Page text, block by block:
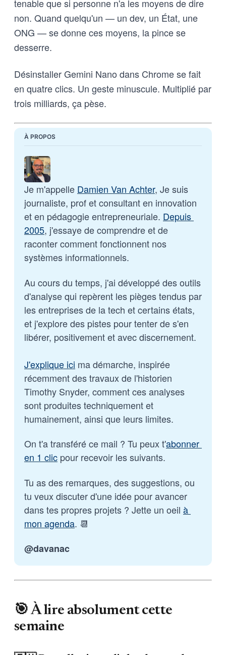
tenable que si personne n'a les moyens de dire
non. Quand quelqu'un — un dev, un État, une
ONG — se donne ces moyens, la pince se
desserre.
Désinstaller Gemini Nano dans Chrome se fait
en quatre clics. Un geste minuscule. Multiplié par
trois milliards, ça pèse.
À PROPOS
Je m'appelle Damien Van Achter, Je suis
journaliste, prof et consultant en innovation
et en pédagogie entrepreneuriale. Depuis
2005, j'essaye de comprendre et de
raconter comment fonctionnent nos
systèmes informationnels.
Au cours du temps, j'ai développé des outils
d'analyse qui repèrent les pièges tendus par
les entreprises de la tech et certains états,
et j'explore des pistes pour tenter de s'en
libérer, positivement et avec discernement.
J'explique ici ma démarche, inspirée
récemment des travaux de l'historien
Timothy Snyder, comment ces analyses
sont produites techniquement et
humainement, ainsi que leurs limites.
On t'a transféré ce mail ? Tu peux t'abonner
en 1 clic pour recevoir les suivants.
Tu as des remarques, des suggestions, ou
tu veux discuter d'une idée pour avancer
dans tes propres projets ? Jette un oeil à
mon agenda. 📆
@davanac
🎯 À lire absolument cette
semaine